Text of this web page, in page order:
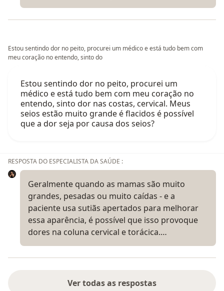
Estou sentindo dor no peito, procurei um médico e está tudo bem com
meu coração no entendo, sinto do
Estou sentindo dor no peito, procurei um
médico e está tudo bem com meu coração no
entendo, sinto dor nas costas, cervical. Meus
seios estão muito grande é flacidos é possível
que a dor seja por causa dos seios?
RESPOSTA DO ESPECIALISTA DA SAÚDE :
Geralmente quando as mamas são muito
grandes, pesadas ou muito caídas - e a
paciente usa sutiãs apertados para melhorar
essa aparência, é possível que isso provoque
dores na coluna cervical e torácica.…
Ver todas as respostas